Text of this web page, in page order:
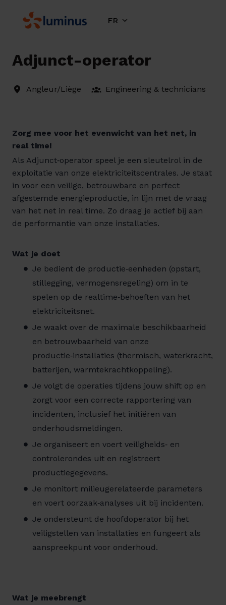
contenu
Page d'accueil FR
Adjunct-operator
Angleur/Liège Engineering & technicians
Zorg mee voor het evenwicht van het net, in
real time!
Als Adjunct‑operator speel je een sleutelrol in de
exploitatie van onze elektriciteitscentrales. Je staat
in voor een veilige, betrouwbare en perfect
afgestemde energieproductie, in lijn met de vraag
van het net in real time. Zo draag je actief bij aan
de performantie van onze installaties.
Wat je doet
Je bedient de productie‑eenheden (opstart,
stillegging, vermogensregeling) om in te
spelen op de realtime‑behoeften van het
elektriciteitsnet.
Je waakt over de maximale beschikbaarheid
en betrouwbaarheid van onze
productie‑installaties (thermisch, waterkracht,
batterijen, warmtekrachtkoppeling).
Je volgt de operaties tijdens jouw shift op en
zorgt voor een correcte rapportering van
incidenten, inclusief het initiëren van
onderhoudsmeldingen.
Je organiseert en voert veiligheids‑ en
controlerondes uit en registreert
productiegegevens.
Je monitort milieugerelateerde parameters
en voert oorzaak‑analyses uit bij incidenten.
Je ondersteunt de hoofdoperator bij het
veiligstellen van installaties en fungeert als
aanspreekpunt voor onderhoud.
Wat je meebrengt